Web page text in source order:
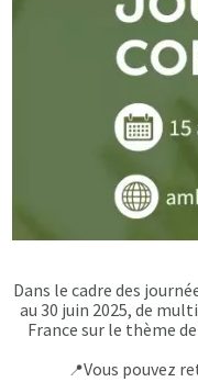
Dans le cadre des
au 30 juin 2025, de
France sur le thème
📍Vous pouvez